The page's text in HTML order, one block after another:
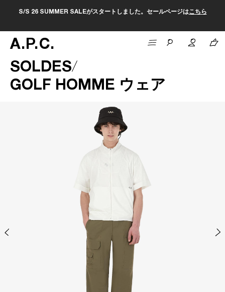
S/S 26 SUMMER SALEがスタートしました。セールページはこちら
A.P.C.
SOLDES
GOLF HOMME ウェア